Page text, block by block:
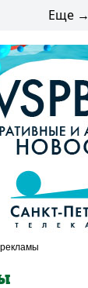
Еще →
7841320717